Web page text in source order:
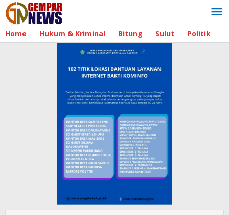
Lewati
ke
konten
Home Hukum & Kriminal Bitung Sulut Politik